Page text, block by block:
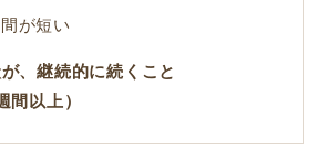
が短い
、継続的に続くこと
間以上）